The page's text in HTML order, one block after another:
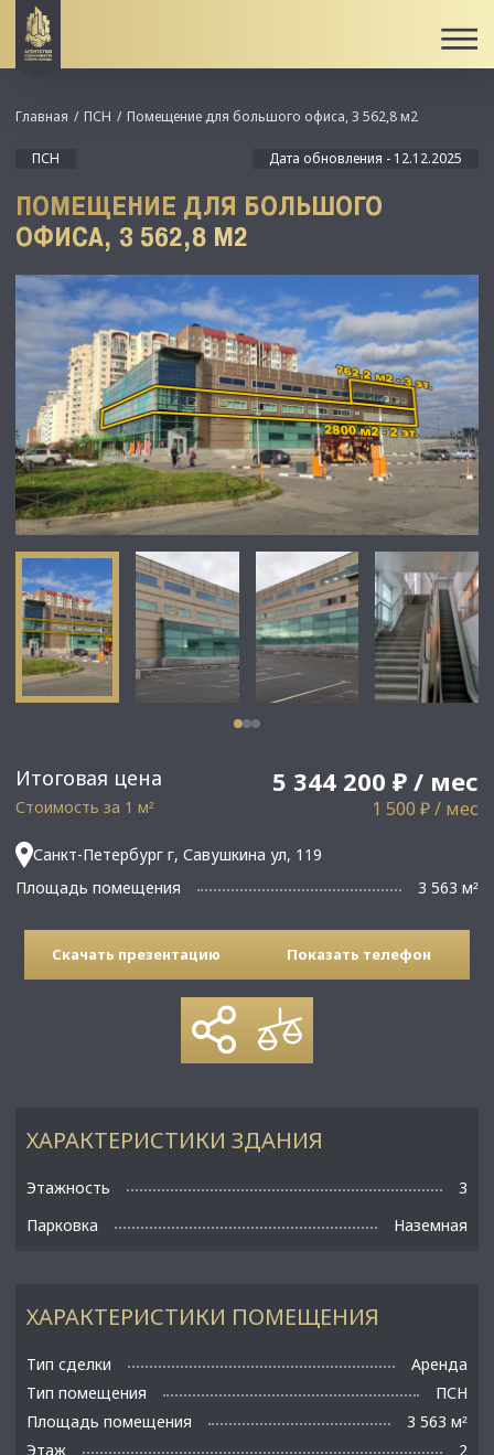
Итоговая цена 5 344 200 ₽ / мес
Стоимость за 1 м² 1 500 ₽ / мес
Санкт-Петербург г, Савушкина ул, 119
Площадь помещения
3 563 м²
Главная ПСН Помещение для большого офиса, 3 562,8 м2
ПСН Дата обновления - 12.12.2025
ПОМЕЩЕНИЕ ДЛЯ БОЛЬШОГО
ОФИСА, 3 562,8 М2
Скачать презентацию Показать телефон
ХАРАКТЕРИСТИКИ ПОМЕЩЕНИЯ
Тип сделки
Аренда
Тип помещения
ПСН
Площадь помещения
3 563 м²
Этаж
2
ХАРАКТЕРИСТИКИ ЗДАНИЯ
Этажность
3
Парковка
Наземная